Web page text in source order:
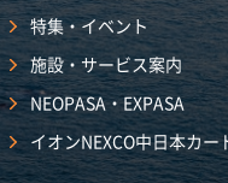
特集・イベント
施設・サービス案内
NEOPASA・EXPASA
イオンNEXCO中日本カー